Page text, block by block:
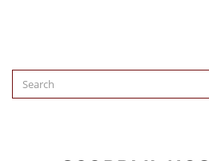
Search
for: